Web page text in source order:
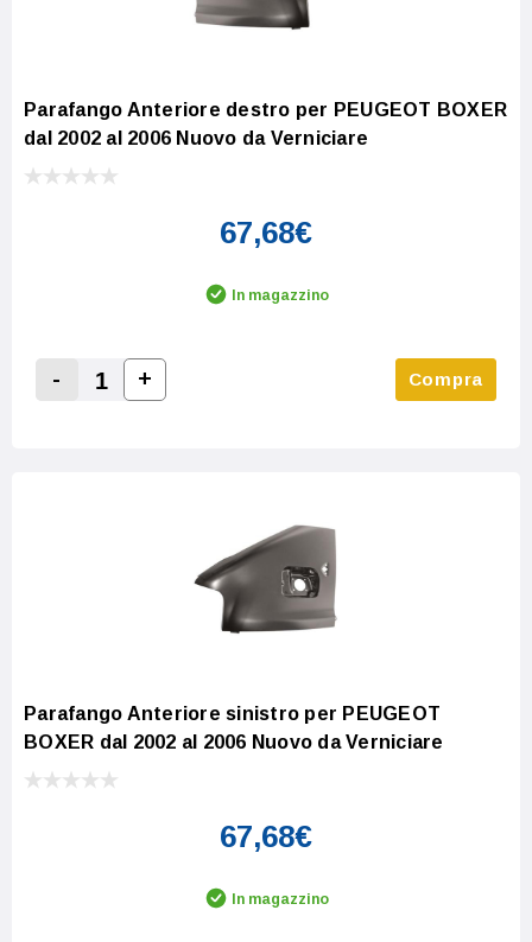
Parafango Anteriore destro per PEUGEOT BOXER
dal 2002 al 2006 Nuovo da Verniciare
67,68€
In magazzino
Decrease Quantity:
-
Increase Quantity:
+ Compra
Parafango Anteriore sinistro per PEUGEOT
BOXER dal 2002 al 2006 Nuovo da Verniciare
67,68€
In magazzino